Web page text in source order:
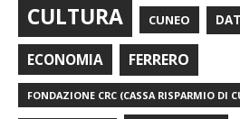
CULTURA CUNEO
ECONOMIA FERRERO
FONDAZIONE CRC (CASSA RISPARMIO DI